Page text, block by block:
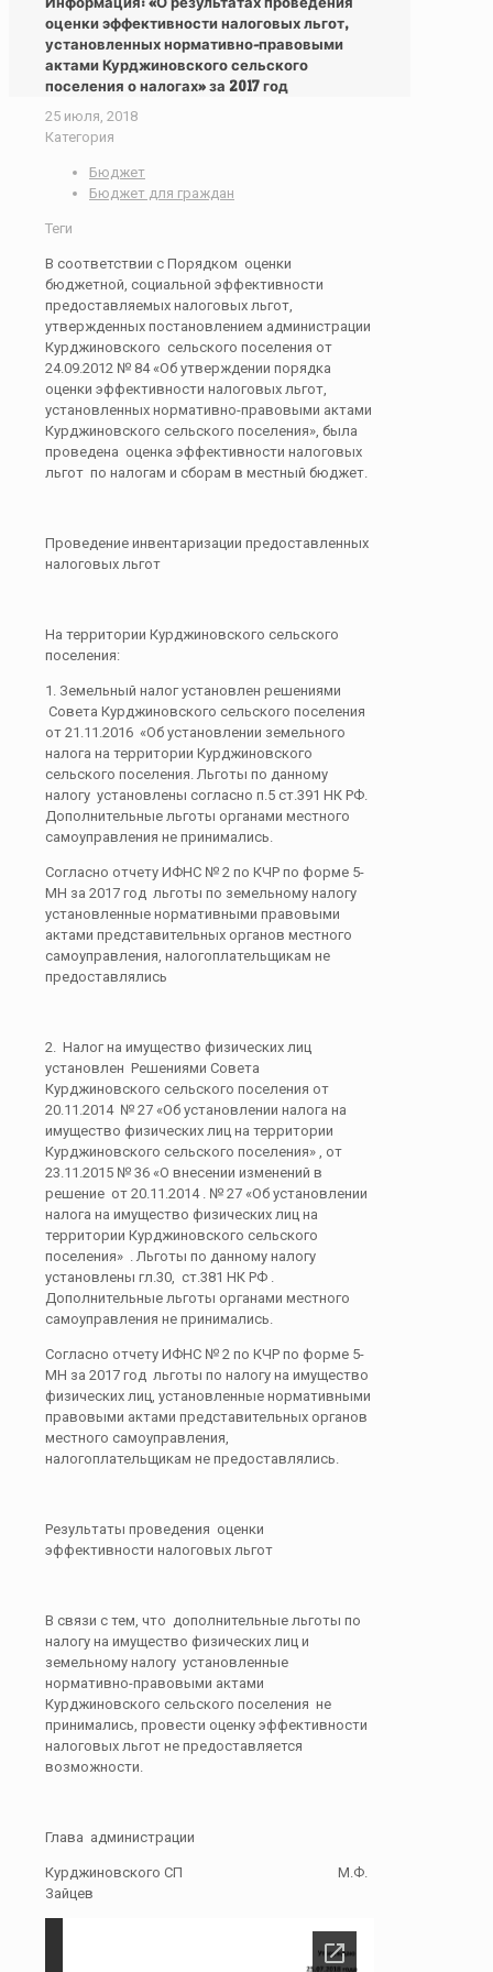
оценки эффективности налоговых льгот,
установленных нормативно-правовыми
актами Курджиновского сельского
поселения о налогах» за 2017 год
25 июля, 2018
Категория
Бюджет
Бюджет для граждан
Теги
В соответствии с Порядком оценки
бюджетной, социальной эффективности
предоставляемых налоговых льгот,
утвержденных постановлением администрации
Курджиновского сельского поселения от
24.09.2012 № 84 «Об утверждении порядка
оценки эффективности налоговых льгот,
установленных нормативно-правовыми актами
Курджиновского сельского поселения», была
проведена оценка эффективности налоговых
льгот по налогам и сборам в местный бюджет.
Проведение инвентаризации предоставленных
налоговых льгот
На территории Курджиновского сельского
поселения:
1. Земельный налог установлен решениями
Совета Курджиновского сельского поселения
от 21.11.2016 «Об установлении земельного
налога на территории Курджиновского
сельского поселения. Льготы по данному
налогу установлены согласно п.5 ст.391 НК РФ.
Дополнительные льготы органами местного
самоуправления не принимались.
Согласно отчету ИФНС № 2 по КЧР по форме 5-
МН за 2017 год льготы по земельному налогу
установленные нормативными правовыми
актами представительных органов местного
самоуправления, налогоплательщикам не
предоставлялись
2. Налог на имущество физических лиц
установлен Решениями Совета
Курджиновского сельского поселения от
20.11.2014 № 27 «Об установлении налога на
имущество физических лиц на территории
Курджиновского сельского поселения» , от
23.11.2015 № 36 «О внесении изменений в
решение от 20.11.2014 . № 27 «Об установлении
налога на имущество физических лиц на
территории Курджиновского сельского
поселения» . Льготы по данному налогу
установлены гл.30, ст.381 НК РФ .
Дополнительные льготы органами местного
самоуправления не принимались.
Согласно отчету ИФНС № 2 по КЧР по форме 5-
МН за 2017 год льготы по налогу на имущество
физических лиц, установленные нормативными
правовыми актами представительных органов
местного самоуправления,
налогоплательщикам не предоставлялись.
Результаты проведения оценки
эффективности налоговых льгот
В связи с тем, что дополнительные льготы по
налогу на имущество физических лиц и
земельному налогу установленные
нормативно-правовыми актами
Курджиновского сельского поселения не
принимались, провести оценку эффективности
налоговых льгот не предоставляется
возможности.
Глава администрации
Курджиновского СП М.Ф.
Зайцев